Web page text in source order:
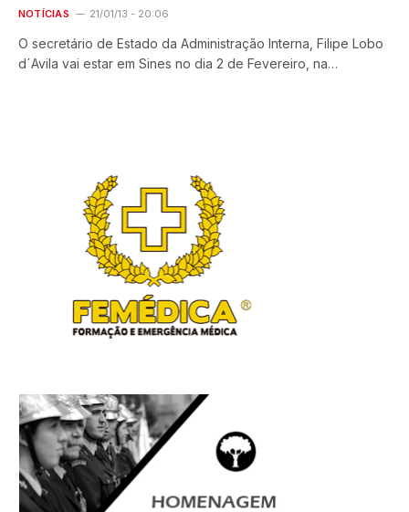
NOTÍCIAS 21/01/13 - 20:06
O secretário de Estado da Administração Interna, Filipe Lobo
d´Avila vai estar em Sines no dia 2 de Fevereiro, na…